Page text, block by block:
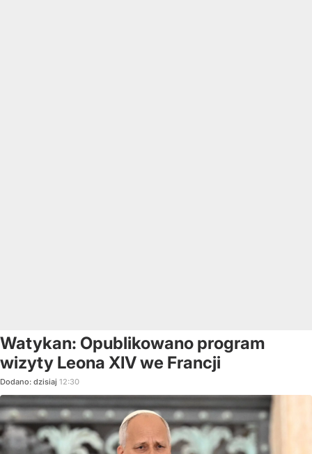
Watykan: Opublikowano program
wizyty Leona XIV we Francji
Dodano: dzisiaj 12:30